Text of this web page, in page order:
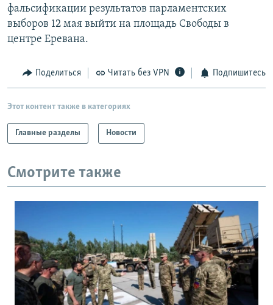
Все сайты РСЕ/РС
фальсификации результатов парламентских
выборов 12 мая выйти на площадь Свободы в
центре Еревана.
Поделиться Читать без VPN Подпишитесь
Этот контент также в категориях
Главные разделы Новости
Смотрите также